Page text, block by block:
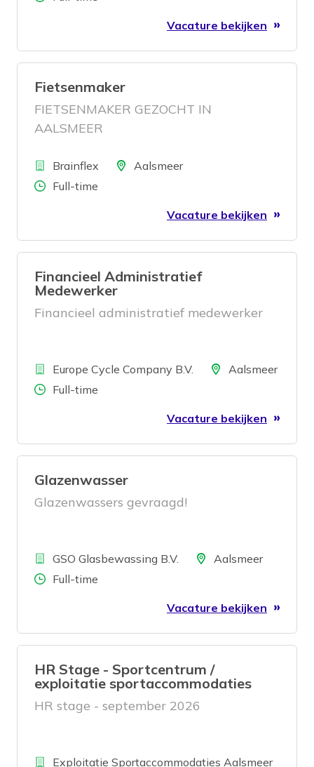
Vacature bekijken
Fietsenmaker
FIETSENMAKER GEZOCHT IN
AALSMEER
BedrijfBrainflex LocatieAalsmeer
Aantal uren
Full-time
Vacature bekijken
Financieel Administratief
Medewerker
Financieel administratief medewerker
BedrijfEurope Cycle Company B.V. LocatieAalsmeer
Aantal uren
Full-time
Vacature bekijken
Glazenwasser
Glazenwassers gevraagd!
BedrijfGSO Glasbewassing B.V. LocatieAalsmeer
Aantal uren
Full-time
Vacature bekijken
HR Stage - Sportcentrum /
exploitatie sportaccommodaties
HR stage - september 2026
BedrijfExploitatie Sportaccommodaties Aalsmeer